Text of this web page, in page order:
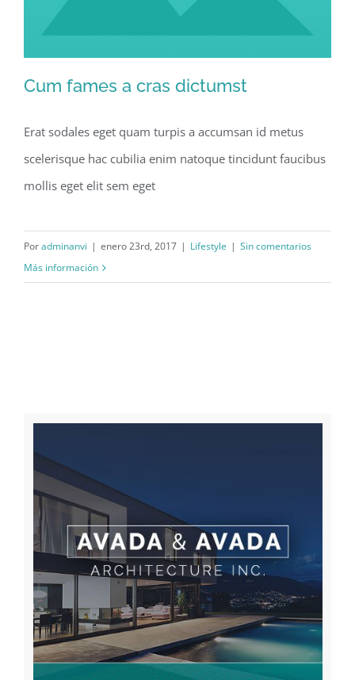
Cum fames a cras dictumst
Erat sodales eget quam turpis a accumsan id metus
scelerisque hac cubilia enim natoque tincidunt faucibus
mollis eget elit sem eget
Poradminanvi | enero 23rd, 2017 | Lifestyle | Sin comentarios
Más información